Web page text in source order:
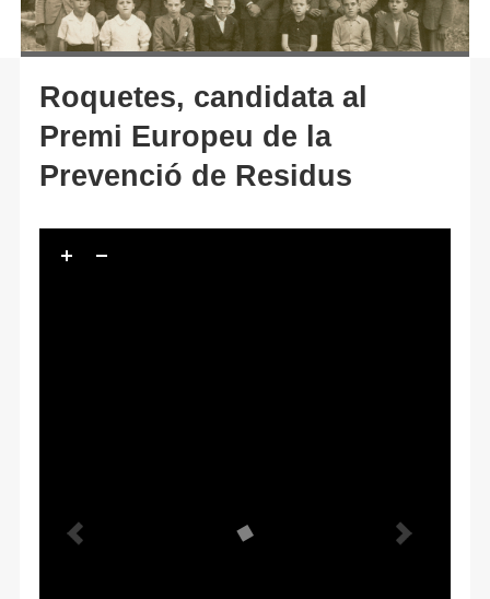
Roquetes, candidata al
Premi Europeu de la
Prevenció de Residus